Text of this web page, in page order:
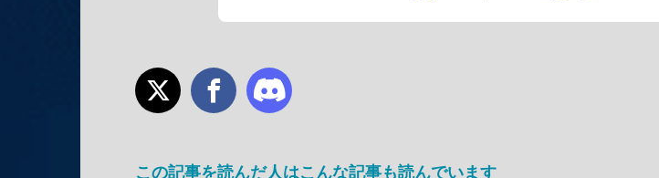
この記事を読んだ人はこんな記事も読んでいます